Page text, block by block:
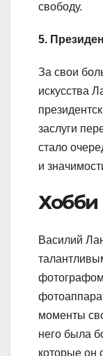
свободу.
5.
За свои
искусства
заслуги
стало
и
Хобби
Василий
моменты
него была
которые он